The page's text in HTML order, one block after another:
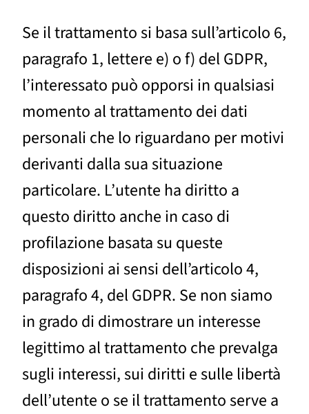
Se il trattamento si basa sull’articolo 6,
paragrafo 1, lettere e) o f) del GDPR,
l’interessato può opporsi in qualsiasi
momento al trattamento dei dati
personali che lo riguardano per motivi
derivanti dalla sua situazione
particolare. L’utente ha diritto a
questo diritto anche in caso di
profilazione basata su queste
disposizioni ai sensi dell’articolo 4,
paragrafo 4, del GDPR. Se non siamo
in grado di dimostrare un interesse
legittimo al trattamento che prevalga
sugli interessi, sui diritti e sulle libertà
dell’utente o se il trattamento serve a